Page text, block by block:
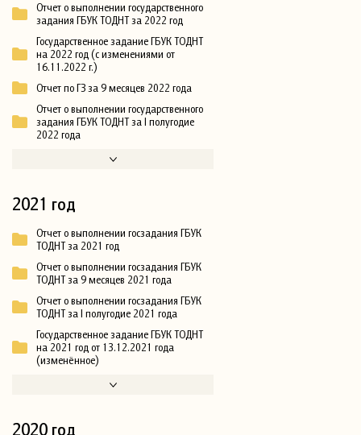
Отчет о выполнении государственного
задания ГБУК ТОДНТ за 2022 год
Государственное задание ГБУК ТОДНТ
на 2022 год (с изменениями от
16.11.2022 г.)
Отчет по ГЗ за 9 месяцев 2022 года
Отчет о выполнении государственного
задания ГБУК ТОДНТ за I полугодие
2022 года
2021 год
Отчет о выполнении госзадания ГБУК
ТОДНТ за 2021 год
Отчет о выполнении госзадания ГБУК
ТОДНТ за 9 месяцев 2021 года
Отчет о выполнении госзадания ГБУК
ТОДНТ за I полугодие 2021 года
Государственное задание ГБУК ТОДНТ
на 2021 год от 13.12.2021 года
(изменённое)
2020 год